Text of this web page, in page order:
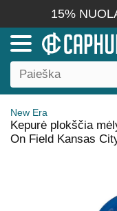
15%
New Era
Kepurė plokščia
On Field Kansas